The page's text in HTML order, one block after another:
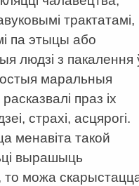
трактатамі,
па этыцы або
людзі з пакалення
маральныя
праз іх
страхі, асцярогі.
менавіта такой
вырашыць
то можа